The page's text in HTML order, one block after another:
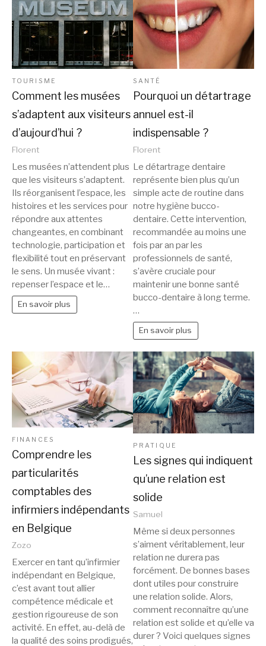
TOURISME
Comment les musées
s’adaptent aux visiteurs
d’aujourd’hui ?
Florent
Les musées n’attendent plus
que les visiteurs s’adaptent.
Ils réorganisent l’espace, les
histoires et les services pour
répondre aux attentes
changeantes, en combinant
technologie, participation et
flexibilité tout en préservant
le sens. Un musée vivant :
repenser l’espace et le…
En savoir plus
SANTÉ
Pourquoi un détartrage
annuel est-il
indispensable ?
Florent
Le détartrage dentaire
représente bien plus qu’un
simple acte de routine dans
notre hygiène bucco-
dentaire. Cette intervention,
recommandée au moins une
fois par an par les
professionnels de santé,
s’avère cruciale pour
maintenir une bonne santé
bucco-dentaire à long terme.
…
En savoir plus
FINANCES
Comprendre les
particularités
comptables des
infirmiers indépendants
en Belgique
Zozo
Exercer en tant qu’infirmier
indépendant en Belgique,
c’est avant tout allier
compétence médicale et
gestion rigoureuse de son
activité. En effet, au-delà de
la qualité des soins prodigués,
PRATIQUE
Les signes qui indiquent
qu’une relation est
solide
Samuel
Même si deux personnes
s’aiment véritablement, leur
relation ne durera pas
forcément. De bonnes bases
dont utiles pour construire
une relation solide. Alors,
comment reconnaître qu’une
relation est solide et qu’elle va
durer ? Voici quelques signes